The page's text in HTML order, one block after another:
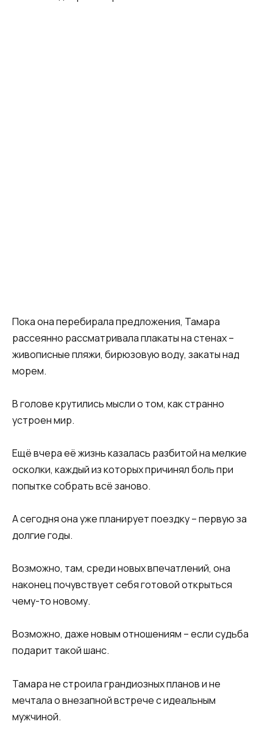
Пока она перебирала предложения, Тамара
рассеянно рассматривала плакаты на стенах –
живописные пляжи, бирюзовую воду, закаты над
морем.
В голове крутились мысли о том, как странно
устроен мир.
Ещё вчера её жизнь казалась разбитой на мелкие
осколки, каждый из которых причинял боль при
попытке собрать всё заново.
А сегодня она уже планирует поездку – первую за
долгие годы.
Возможно, там, среди новых впечатлений, она
наконец почувствует себя готовой открыться
чему-то новому.
Возможно, даже новым отношениям – если судьба
подарит такой шанс.
Тамара не строила грандиозных планов и не
мечтала о внезапной встрече с идеальным
мужчиной.